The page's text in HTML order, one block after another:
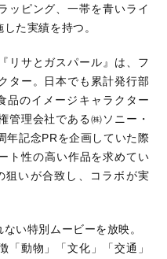
ッピング、一帯を青いライ
た実績を持つ。
リサとガスパール』は、フ
ター。日本でも累計発行部
品のイメージキャラクター
管理会社である㈱ソニー・
年記念PRを企画していた際
ト性の高い作品を求めてい
狙いが合致し、コラボが実
い特別ムービーを放映。
「動物」「文化」「交通」